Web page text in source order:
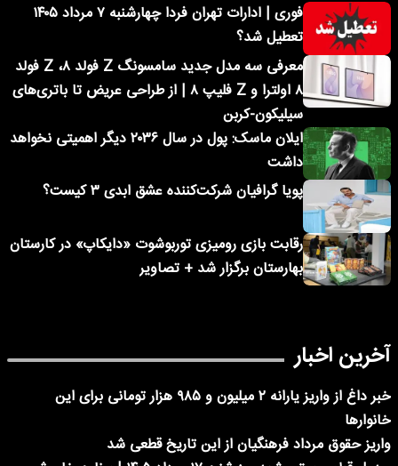
فوری | ادارات تهران فردا چهارشنبه ۷ مرداد ۱۴۰۵
تعطیل شد؟
معرفی سه مدل جدید سامسونگ Z فولد ۸، Z فولد
۸ اولترا و Z فلیپ ۸ | از طراحی عریض تا باتری‌های
سیلیکون-کربن
ایلان ماسک: پول در سال ۲۰۳۶ دیگر اهمیتی نخواهد
داشت
پویا گرافیان شرکت‌کننده عشق ابدی ۳ کیست؟
رقابت بازی رومیزی توربوشوت «دایکاپ» در کارستان
بهارستان برگزار شد + تصاویر
آخرین اخبار
خبر داغ از واریز یارانه ۲ میلیون و ۹۸۵ هزار تومانی برای این
خانوارها
واریز حقوق مرداد فرهنگیان از این تاریخ قطعی شد